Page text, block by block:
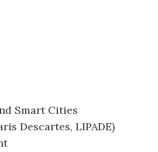
Smart Cities
Descartes, LIPADE)